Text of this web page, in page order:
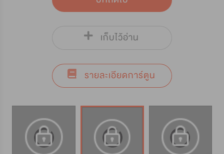
เก็บไว้อ่าน
รายละเอียดการ์ตูน